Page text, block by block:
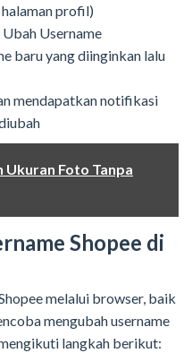
profil)
Username
baru yang diinginkan lalu
mendapatkan notifikasi
Ukuran Foto Tanpa
Shopee di
melalui browser, baik
mengubah username
langkah berikut: